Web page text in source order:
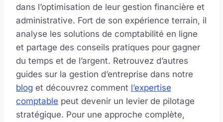
dans l’optimisation de leur gestion financière et
administrative. Fort de son expérience terrain, il
analyse les solutions de comptabilité en ligne
et partage des conseils pratiques pour gagner
du temps et de l’argent. Retrouvez d’autres
guides sur la gestion d’entreprise dans notre
blog et découvrez comment l’expertise
comptable peut devenir un levier de pilotage
stratégique. Pour une approche complète,